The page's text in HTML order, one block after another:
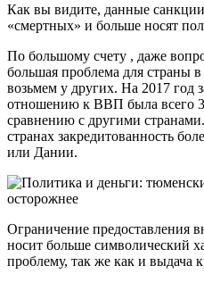
Как вы видите, данные
«смертных» и больше носят
По большому счету , даже
большая проблема для
возьмем у других. На 2017 год
отношению к ВВП была всего
сравнению с другими
странах закредитованность
или Дании.
Ограничение предоставления
носит больше символический
проблему, так же как и выдача